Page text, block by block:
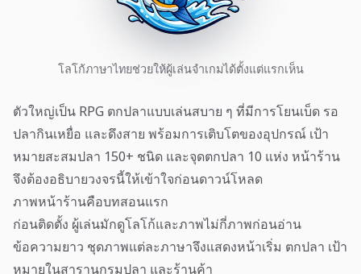
โลโก้ภาษาไทยช่วยให้ผู้เล่นจำเกมได้ตั้งแต่แรกเห็น
ตัวใหญ่เป็น RPG ตกปลาแบบเล่นสบาย ๆ ที่มีการโยนเบ็ด รอ
ปลากินเหยื่อ และดึงสาย พร้อมการเติบโตของอุปกรณ์ เป้า
หมายสะสมปลา 150+ ชนิด และจุดตกปลา 10 แห่ง หน้าร้าน
จึงต้องอธิบายวงจรนี้ให้เข้าใจก่อนดาวน์โหลด
ภาพหน้าร้านคือบทสอนแรก
ก่อนติดตั้ง ผู้เล่นมักดูโลโก้และภาพไม่กี่ภาพก่อนอ่าน
ข้อความยาว ชุดภาพแต่ละภาษาจึงแสดงหน้าเริ่ม ตกปลา เป้า
หมายในสารานุกรมปลา และร้านค้า